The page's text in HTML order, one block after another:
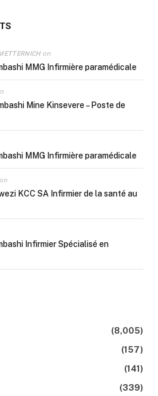
on
MMG Infirmière paramédicale
Mine Kinsevere – Poste de
MMG Infirmière paramédicale
KCC SA Infirmier de la santé au
Infirmier Spécialisé en
(8,005)
(157)
(141)
(339)